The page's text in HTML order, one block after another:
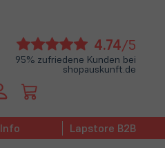
4.74/5
95% zufriedene Kunden bei
shopauskunft.de
Info Lapstore B2B